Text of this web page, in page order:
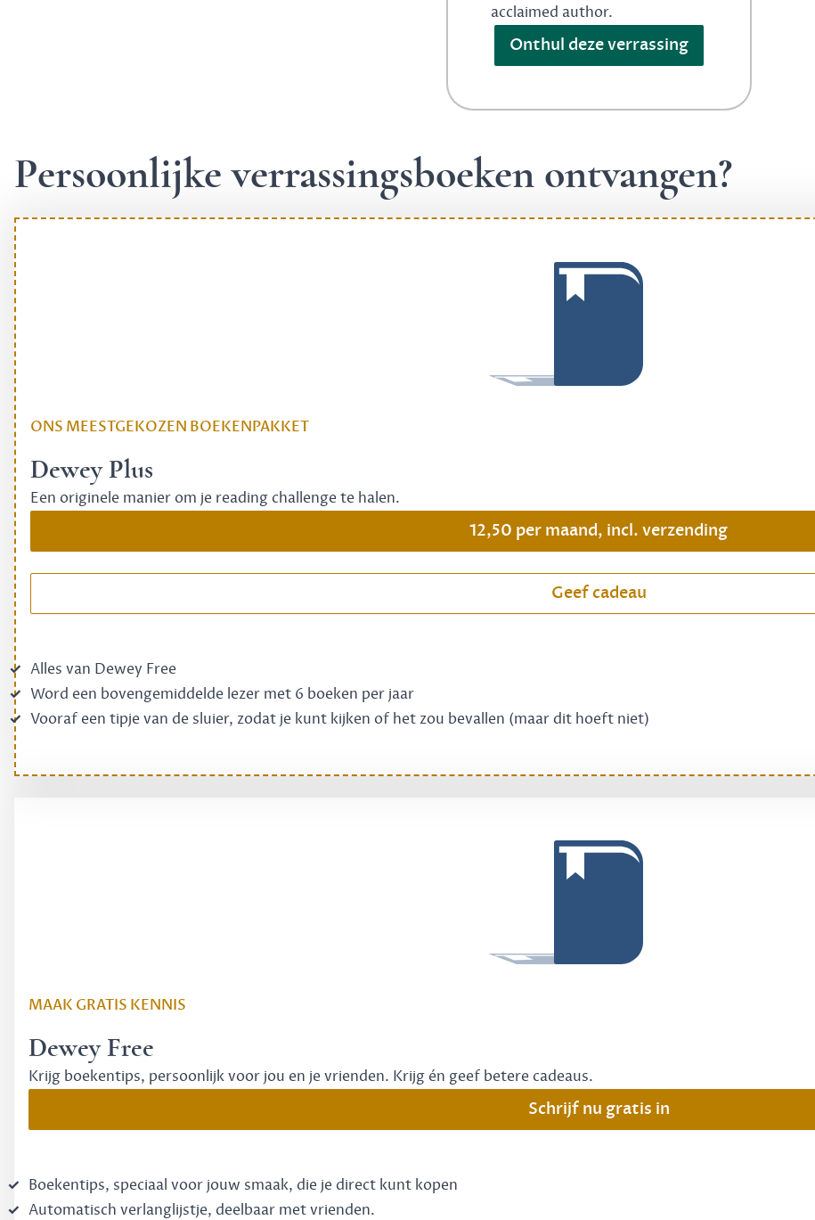
acclaimed author.
Onthul deze verrassing
Persoonlijke verrassingsboeken ontvangen?
ONS MEESTGEKOZEN BOEKENPAKKET
Dewey Plus
Een originele manier om je reading challenge te halen.
12,50 per maand, incl. verzending
Geef cadeau
Alles van Dewey Free
Word een bovengemiddelde lezer met 6 boeken per jaar
Vooraf een tipje van de sluier, zodat je kunt kijken of het zou bevallen (maar dit hoeft niet)
MAAK GRATIS KENNIS
Dewey Free
Krijg boekentips, persoonlijk voor jou en je vrienden. Krijg én geef betere cadeaus.
Schrijf nu gratis in
Boekentips, speciaal voor jouw smaak, die je direct kunt kopen
Automatisch verlanglijstje, deelbaar met vrienden.